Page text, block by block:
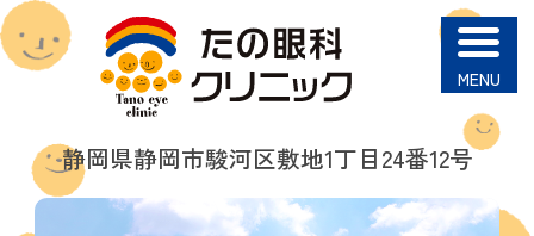
たの眼科クリニック
静岡県静岡市駿河区敷地1丁目24番12号